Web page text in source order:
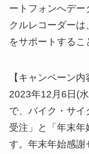
ートフォンへデー
クルレコーダー
をサポートするこ
【キャンペーン内
2023年12月6日(
で、バイク・サ
受注」と「年末年
す。年末年始感謝